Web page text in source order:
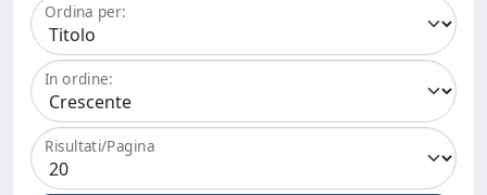
Ordina per:
In ordine:
Risultati/Pagina